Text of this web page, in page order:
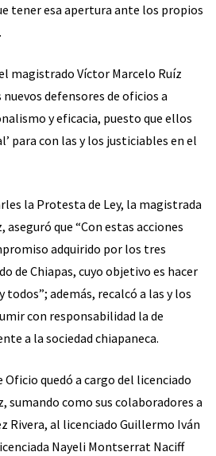
tener esa apertura ante los propios
magistrado Víctor Marcelo Ruíz
defensores de oficios a
y eficacia, puesto que ellos
para con las y los justiciables en el
la Protesta de Ley, la magistrada
aseguró que “Con estas acciones
adquirido por los tres
de Chiapas, cuyo objetivo es hacer
además, recalcó a las y los
con responsabilidad la de
a la sociedad chiapaneca.
Oficio quedó a cargo del licenciado
sumando como sus colaboradores a
Rivera, al licenciado Guillermo Iván
Nayeli Montserrat Naciff